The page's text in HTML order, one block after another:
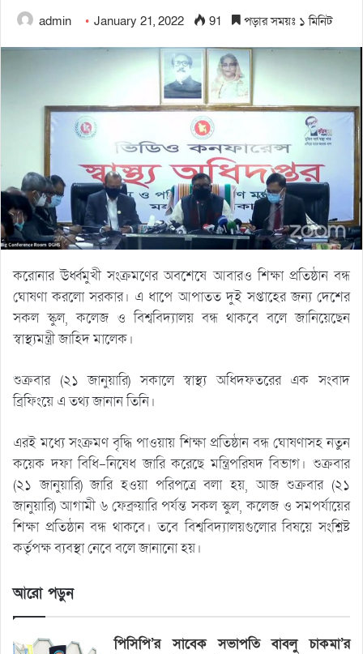
admin January 21, 2022 91 পড়ার সময়ঃ ১ মিনিট
করোনার ঊর্ধ্বমুখী সংক্রমণের অবশেষে আবারও শিক্ষা প্রতিষ্ঠান বন্ধ
ঘোষণা করলো সরকার। এ ধাপে আপাতত দুই সপ্তাহের জন্য দেশের
সকল স্কুল, কলেজ ও বিশ্ববিদ্যালয় বন্ধ থাকবে বলে জানিয়েছেন
স্বাস্থ্যমন্ত্রী জাহিদ মালেক।
শুক্রবার (২১ জানুয়ারি) সকালে স্বাস্থ্য অধিদফতরের এক সংবাদ
ব্রিফিংয়ে এ তথ্য জানান তিনি।
এরই মধ্যে সংক্রমণ বৃদ্ধি পাওয়ায় শিক্ষা প্রতিষ্ঠান বন্ধ ঘোষণাসহ নতুন
কয়েক দফা বিধি-নিষেধ জারি করেছে মন্ত্রিপরিষদ বিভাগ। শুক্রবার
(২১ জানুয়ারি) জারি হওয়া পরিপত্রে বলা হয়, আজ শুক্রবার (২১
জানুয়ারি) আগামী ৬ ফেব্রুয়ারি পর্যন্ত সকল স্কুল, কলেজ ও সমপর্যায়ের
শিক্ষা প্রতিষ্ঠান বন্ধ থাকবে। তবে বিশ্ববিদ্যালয়গুলোর বিষয়ে সংশ্লিষ্ট
কর্তৃপক্ষ ব্যবস্থা নেবে বলে জানানো হয়।
আরো পড়ুন
পিসিপি’র সাবেক সভাপতি বাবলু চাকমা’র